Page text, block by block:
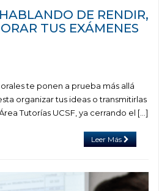
DE RENDIR,
TUS EXÁMENES
te ponen a prueba más allá
organizar tus ideas o transmitirlas
Tutorías UCSF, ya cerrando el […]
Leer Más